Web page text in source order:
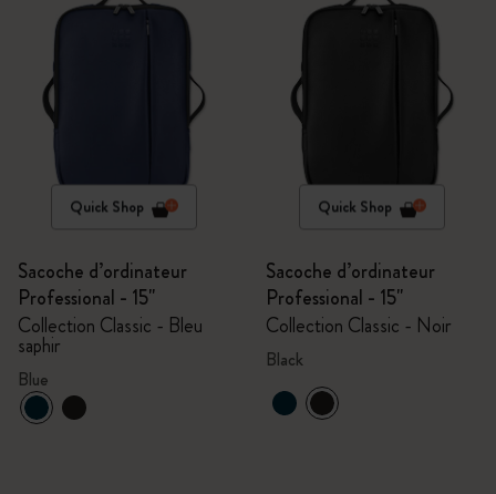
Quick Shop
Sacoche d’ordinateur
Professional - 15"
Collection Classic - Bleu
saphir
Blue
Quick Shop
Sacoche d’ordinateur
Professional - 15"
Collection Classic - Noir
Black